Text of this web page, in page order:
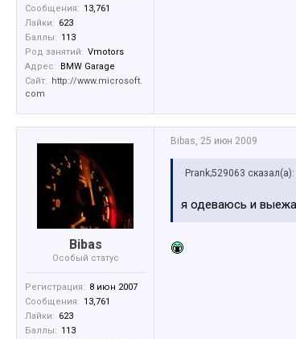
Сообщения: 13,761
Лайки: 623
Баллы: 113
Род занятий: Vmotors
Адрес: BMW Garage
Сайт: http://www.microsoft.
com
Bibas
Особый статус
Регистрация: 8 июн 2007
Сообщения: 13,761
Лайки: 623
Баллы: 113
Bibas, 25 июн 2009
Prank;529063 сказал(а):
я одеваюсь и